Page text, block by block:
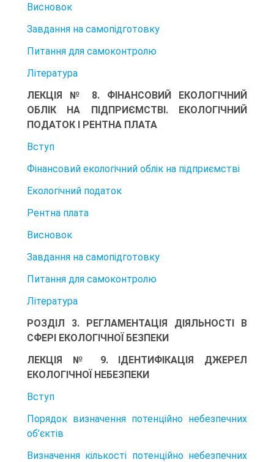
Висновок
Завдання на самопідготовку
Питання для самоконтролю
Література
ЛЕКЦІЯ № 8. ФІНАНСОВИЙ ЕКОЛОГІЧНИЙ
ОБЛІК НА ПІДПРИЄМСТВІ. ЕКОЛОГІЧНИЙ
ПОДАТОК І РЕНТНА ПЛАТА
Вступ
Фінансовий екологічний облік на підприємстві
Екологічний податок
Рентна плата
Висновок
Завдання на самопідготовку
Питання для самоконтролю
Література
РОЗДІЛ 3. РЕГЛАМЕНТАЦІЯ ДІЯЛЬНОСТІ В
СФЕРІ ЕКОЛОГІЧНОЇ БЕЗПЕКИ
ЛЕКЦІЯ № 9. ІДЕНТИФІКАЦІЯ ДЖЕРЕЛ
ЕКОЛОГІЧНОЇ НЕБЕЗПЕКИ
Вступ
Порядок визначення потенційно небезпечних
об’єктів
Визначення кількості потенційно небезпечних